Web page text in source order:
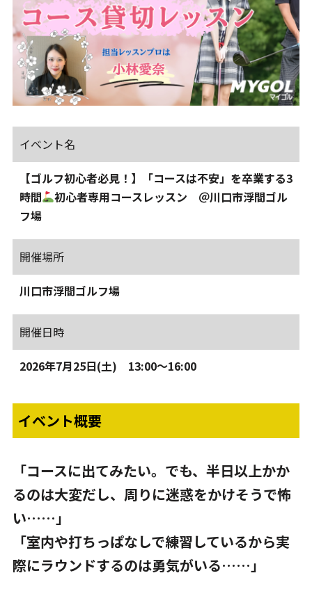
イベント名
【ゴルフ初心者必見！】「コースは不安」を卒業する3
時間
初心者専用コースレッスン ＠川口市浮間ゴル
フ場
開催場所
川口市浮間ゴルフ場
開催日時
2026年7月25日(土) 13:00～16:00
イベント概要
「コースに出てみたい。でも、半日以上かか
るのは大変だし、周りに迷惑をかけそうで怖
い……」
「室内や打ちっぱなしで練習しているから実
際にラウンドするのは勇気がいる……」